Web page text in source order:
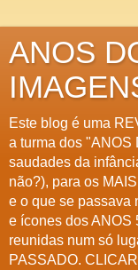
ANOS
Este blog é uma
a turma dos "ANOS
saudades da
não?), para os
e o que se passava
e ícones dos ANOS
reunidas num só
PASSADO.